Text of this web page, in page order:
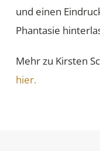
und einen
Phantasie
Mehr zu Kirsten
hier.